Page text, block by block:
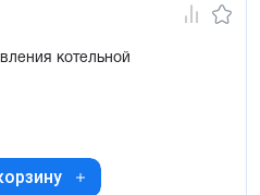
котельной